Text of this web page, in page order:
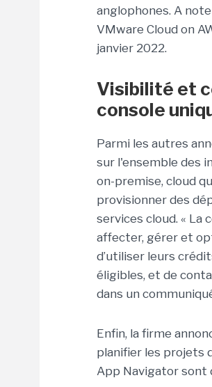
anglophones. A
VMware Cloud on
janvier 2022.
Visibilité et
console
Parmi les autres
sur l'ensemble des
on-premise, cloud
provisionner des
services cloud. «
affecter, gérer et
d’utiliser leurs
éligibles, et de
dans un
Enfin, la firme
planifier les projets
App Navigator sont